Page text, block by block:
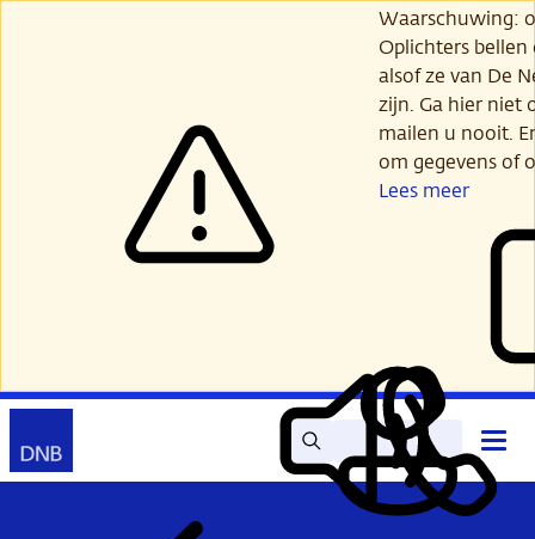
Waarschuwing:
Oplichters
alsof ze van De
zijn. Ga hier niet
mailen u nooit.
om gegevens of
Lees meer
Zoek Lees
voor
Mijn
DNB
Contact